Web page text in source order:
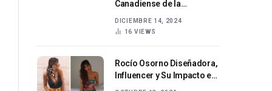
Canadiense de la
DICIEMBRE 14, 2024
16 VIEWS
Rocío Osorno Diseñadora,
Influencer y Su Impacto en